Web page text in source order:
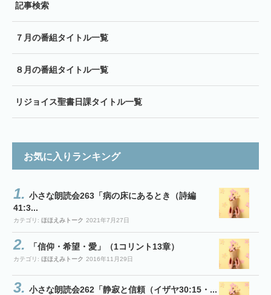
記事検索
７月の番組タイトル一覧
８月の番組タイトル一覧
リジョイス聖書日課タイトル一覧
お気に入りランキング
小さな朗読会263「病の床にあるとき（詩編
41:3...
カテゴリ: ほほえみトーク 2021年7月27日
「信仰・希望・愛」（1コリント13章）
カテゴリ: ほほえみトーク 2016年11月29日
小さな朗読会262「静寂と信頼（イザヤ30:15・...